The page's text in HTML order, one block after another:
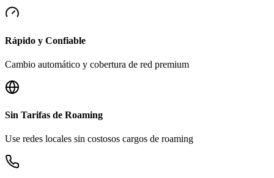
Rápido y Confiable
Cambio automático y cobertura de red premium
Sin Tarifas de Roaming
Use redes locales sin costosos cargos de roaming